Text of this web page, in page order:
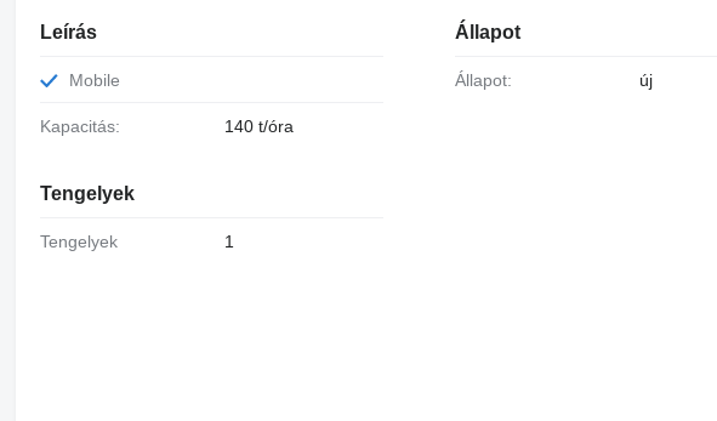
Leírás
Mobile
Kapacitás: 140 t/óra
Tengelyek
Tengelyek 1
Állapot
Állapot: új